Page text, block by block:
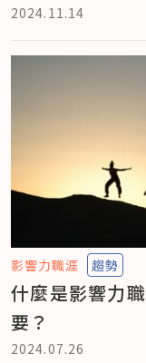
2024.11.14
影響力職涯 趨勢
什麼是影響力
要？
2024.07.26